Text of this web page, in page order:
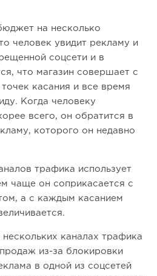
на несколько
человек увидит рекламу и
соцсети и в
что магазин совершает с
касания и все время
Когда человеку
всего, он обратится в
которого он недавно
трафика использует
чаще он соприкасается с
а с каждым касанием
каналах трафика
из-за блокировки
в одной из соцсетей